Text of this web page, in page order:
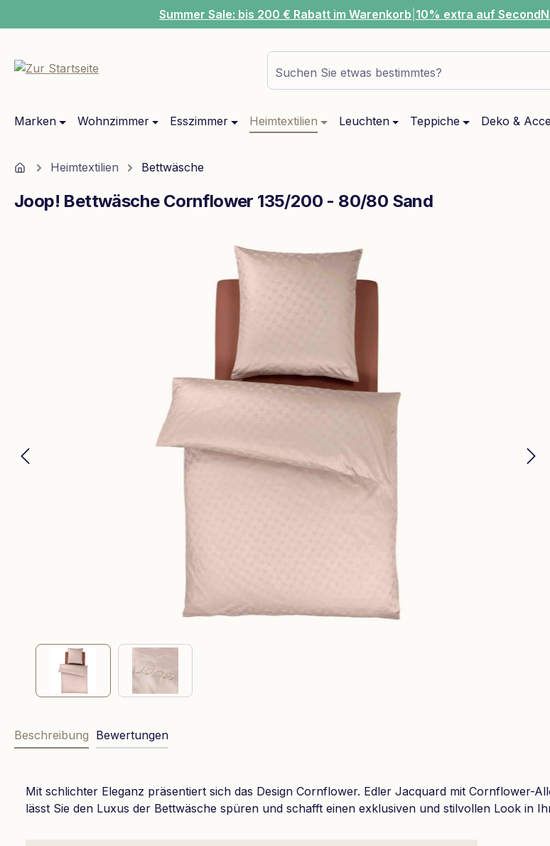
Zur Hauptnavigation springenSummer Sale: bis 200 € Rabatt im Warenkorb 10% extra auf
Suchen Sie etwas bestimmtes?
Marken Wohnzimmer Esszimmer Heimtextilien Leuchten Teppiche Deko &
HomeHeimtextilien Bettwäsche
Joop! Bettwäsche Cornflower 135/200 - 80/80 Sand
Beschreibung Bewertungen
Mit schlichter Eleganz präsentiert sich das Design Cornflower. Edler Jacquard mit Cornflower-
lässt Sie den Luxus der Bettwäsche spüren und schafft einen exklusiven und stilvollen Look in